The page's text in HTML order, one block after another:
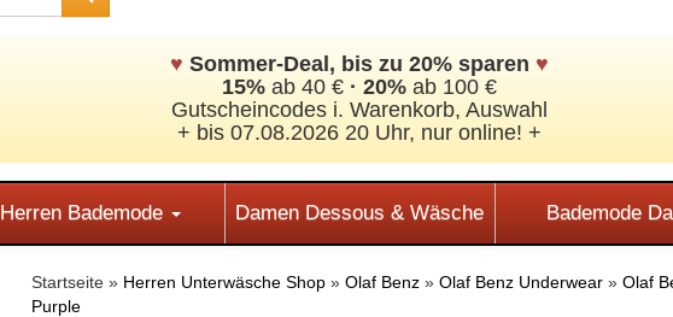
♥ Sommer-Deal, bis zu 20% sparen ♥
15% ab 40 € · 20% ab 100 €
Gutscheincodes i. Warenkorb, Auswahl
+ bis 07.08.2026 20 Uhr, nur online! +
Herren Bademode Damen Dessous & Wäsche Bademode
Startseite » Herren Unterwäsche Shop » Olaf Benz» Olaf Benz Underwear» Olaf
Purple